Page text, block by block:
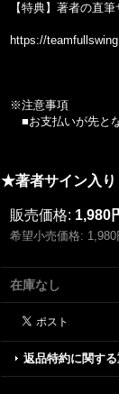
【特典】著者の直
https://
※注意事項
■お支払いが先と
★著者サイン入り
販売価格: 1,980
希望小売価格: 1,980
在庫なし
返品特約に関す